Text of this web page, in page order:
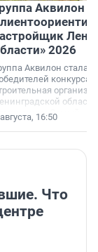
Аквилон
2026
Аквилон стала
конкурса
области
«Самый
16:50
Что